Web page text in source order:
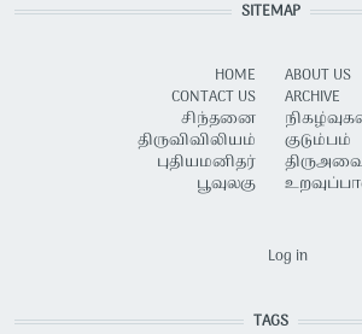
SITEMAP
HOME
CONTACT US
சிந்தனை
திருவிவிலியம்
புதியமனிதர்
பூவுலகு
ABOUT US
ARCHIVE
குடும்பம்
Log in
TAGS